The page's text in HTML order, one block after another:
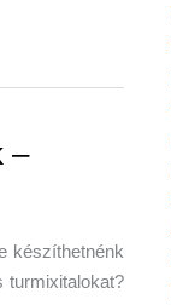
–
készíthetnénk
turmixitalokat?